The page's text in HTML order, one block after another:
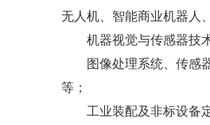
无人机、智能商业机器人
机器视觉与传感器技
图像处理系统、传感
等；
工业装配及非标设备